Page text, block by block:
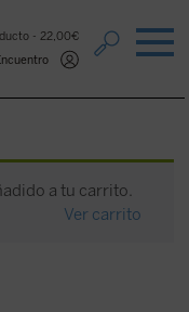
22,00€
a tu carrito.
Ver carrito